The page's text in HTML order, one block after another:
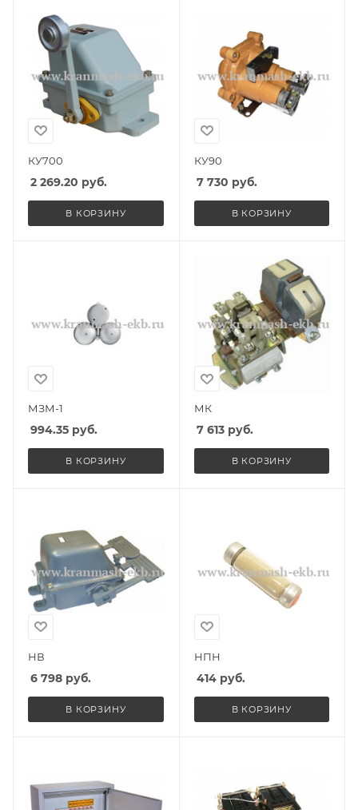
КУ700
2 269.20 руб.
В КОРЗИНУ
КУ90
7 730 руб.
В КОРЗИНУ
МЗМ-1
994.35 руб.
В КОРЗИНУ
МК
7 613руб.
В КОРЗИНУ
НВ
6 798 руб.
В КОРЗИНУ
НПН
414руб.
В КОРЗИНУ